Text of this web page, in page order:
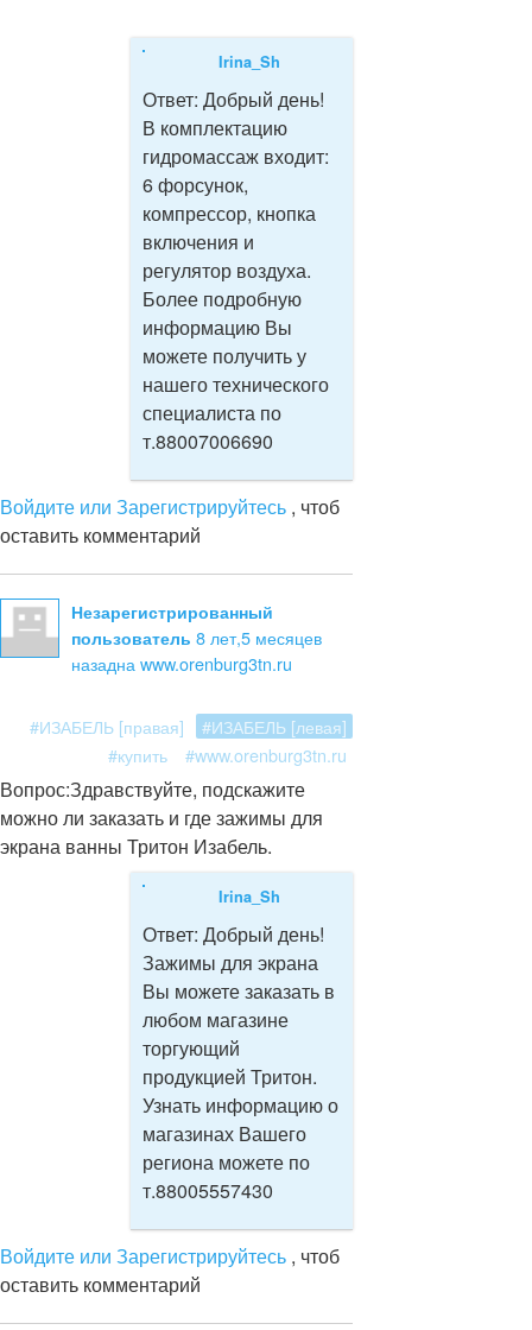
Irina_Sh
Ответ: Добрый день!
В комплектацию
гидромассаж входит:
6 форсунок,
компрессор, кнопка
включения и
регулятор воздуха.
Более подробную
информацию Вы
можете получить у
нашего технического
специалиста по
т.88007006690
Войдите или Зарегистрируйтесь , чтоб
оставить комментарий
Незарегистрированный
пользователь 8 лет,5 месяцев
назадна www.orenburg3tn.ru
#ИЗАБЕЛЬ [правая]
#ИЗАБЕЛЬ [левая]
#купить
#www.orenburg3tn.ru
Вопрос:Здравствуйте, подскажите
можно ли заказать и где зажимы для
экрана ванны Тритон Изабель.
Irina_Sh
Ответ: Добрый день!
Зажимы для экрана
Вы можете заказать в
любом магазине
торгующий
продукцией Тритон.
Узнать информацию о
магазинах Вашего
региона можете по
т.88005557430
Войдите или Зарегистрируйтесь , чтоб
оставить комментарий